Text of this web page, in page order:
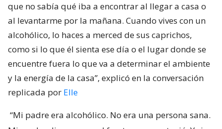
que no sabía qué iba a encontrar al llegar a casa o
al levantarme por la mañana. Cuando vives con un
alcohólico, lo haces a merced de sus caprichos,
como si lo que él sienta ese día o el lugar donde se
encuentre fuera lo que va a determinar el ambiente
y la energía de la casa”, explicó en la conversación
replicada por Elle
“Mi padre era alcohólico. No era una persona sana.